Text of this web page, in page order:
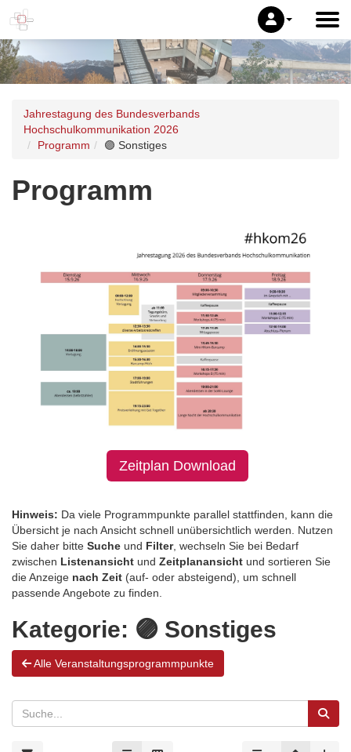
Jahrestagung des Bundesverbands
Hochschulkommunikation 2026
Programm
🟣 Sonstiges
Programm
Zeitplan Download
Hinweis: Da viele Programmpunkte parallel stattfinden, kann die
Übersicht je nach Ansicht schnell unübersichtlich werden. Nutzen
Sie daher bitte Suche und Filter, wechseln Sie bei Bedarf
zwischen Listenansicht und Zeitplanansicht und sortieren Sie
die Anzeige nach Zeit (auf- oder absteigend), um schnell
passende Angebote zu finden.
Kategorie: 🟣 Sonstiges
Alle Veranstaltungsprogrammpunkte